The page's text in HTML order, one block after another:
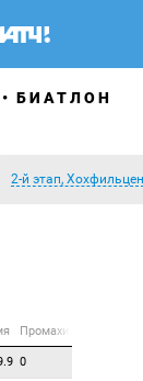
БИАТЛОН
2-й этап, Хохфильцен
Промахи
0